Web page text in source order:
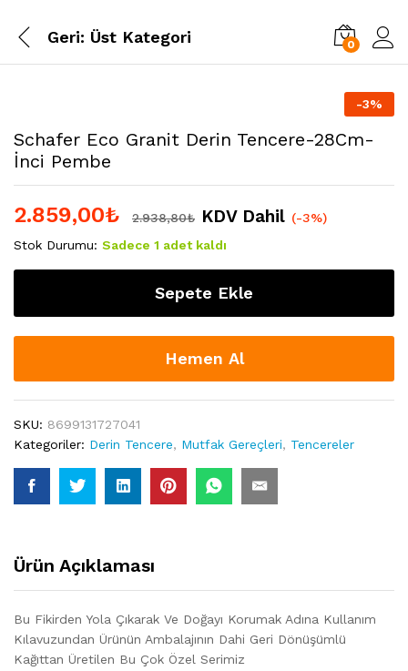
Geri: Üst Kategori 0
-3%
Schafer Eco Granit Derin Tencere-28Cm-
İnci Pembe
2.859,00₺ 2.938,80₺ KDV Dahil (-3%)
Stok Durumu: Sadece 1 adet kaldı
Sepete Ekle
Hemen Al
SKU: 8699131727041
Kategoriler: Derin Tencere, Mutfak Gereçleri, Tencereler
Ürün Açıklaması
Bu Fikirden Yola Çıkarak Ve Doğayı Korumak Adına Kullanım
Kılavuzundan Ürünün Ambalajının Dahi Geri Dönüşümlü
Kağıttan Üretilen Bu Çok Özel Serimiz